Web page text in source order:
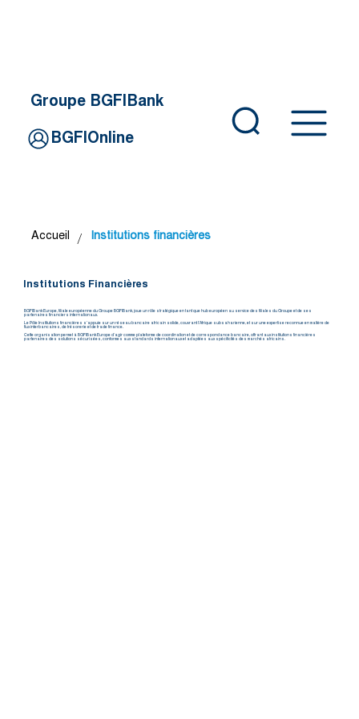
Groupe BGFIBank
BGFIOnline
Accueil / Institutions financières
Institutions Financières
BGFIBank Europe, filiale européenne du Groupe BGFIBank, joue un rôle stratégique en tant que hub européen au service des filiales du Groupe et de ses
partenaires financiers internationaux.
Le Pôle Institutions financières s’appuie sur un réseau bancaire africain solide, couvrant l’Afrique subsaharienne, et sur une expertise reconnue en matière de
flux interbancaires, de trésorerie et de trade finance.
Cette organisation permet à BGFIBank Europe d’agir comme plateforme de coordination et de correspondance bancaire, offrant aux institutions financières
partenaires des solutions sécurisées, conformes aux standards internationaux et adaptées aux spécificités des marchés africains.